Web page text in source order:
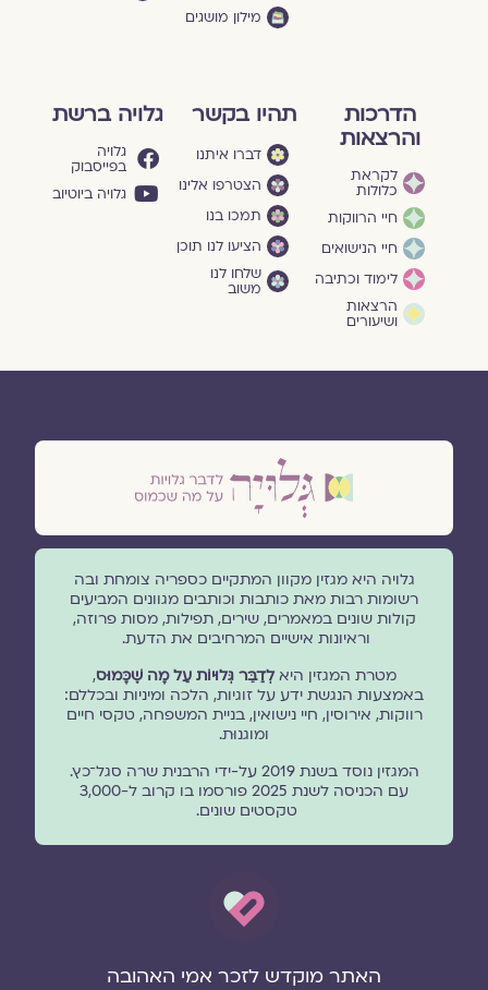
מילון מושגים
הדרכות
והרצאות
לקראת
כלולות
חיי הרווקות
חיי הנישואים
לימוד וכתיבה
הרצאות
ושיעורים
תהיו בקשר
דברו איתנו
הצטרפו אלינו
תמכו בנו
הציעו לנו תוכן
שלחו לנו
משוב
גלויה ברשת
גלויה
בפייסבוק
גלויה ביוטיוב
גלויה היא מגזין מקוון המתקיים כספריה צומחת ובה
רשומות רבות מאת כותבות וכותבים מגוונים המביעים
קולות שונים במאמרים, שירים, תפילות, מסות פרוזה,
וראיונות אישיים המרחיבים את הדעת.
מטרת המגזין היאלְדַבֵּר גְּלוּיוֹת עַל מָה שֶׁכָּמוּס,
באמצעות הנגשת ידע על זוגיות, הלכה ומיניות ובכללם:
רווקות, אירוסין, חיי נישואין, בניית המשפחה, טקסי חיים
ומוגנוּת.
המגזין נוסד בשנת 2019 על-ידי הרבנית שרה סגל־כץ.
עם הכניסה לשנת 2025 פורסמו בו קרוב ל-3,000
טקסטים שונים.
האתר מוקדש לזכר אמי האהובה